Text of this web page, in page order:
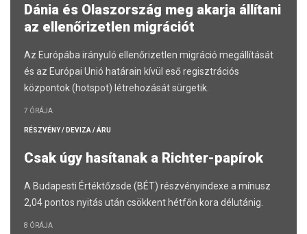
Dánia és Olaszország meg akarja állítani
az ellenőrizetlen migrációt
Az Európába irányuló ellenőrizetlen migráció megállítását
és az Európai Unió határain kívül eső regisztrációs
központok (hotspot) létrehozását sürgetik.
7 ÓRÁJA
RÉSZVÉNY / DEVIZA / ÁRU
Csak úgy hasítanak a Richter-papírok
A Budapesti Értéktőzsde (BÉT) részvényindexe a mínusz
2,04 pontos nyitás után csökkent hétfőn kora délutánig.
8 ÓRÁJA